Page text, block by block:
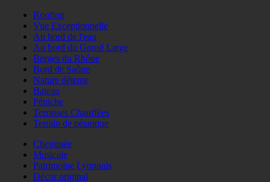
Rooftop
Vue Exceptionnelle
Au bord de l'eau
Au bord du Grand Large
Berges du Rhône
Bord de Saône
Nature détente
Bateau
Péniche
Terrasses Chauffées
Terrain de pétanque
Cheminée
Musicale
Patrimoine Lyonnais
Décor original